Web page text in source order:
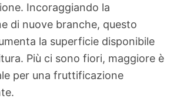
Incoraggiando la
di nuove branche, questo
la superficie disponibile
Più ci sono fiori, maggiore è
per una fruttificazione